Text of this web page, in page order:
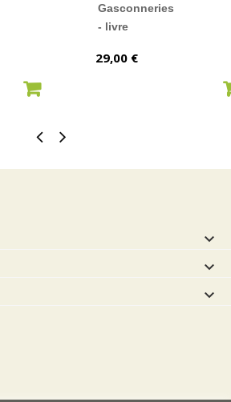
Gasconneries
- livre
Prix
29,00 €


